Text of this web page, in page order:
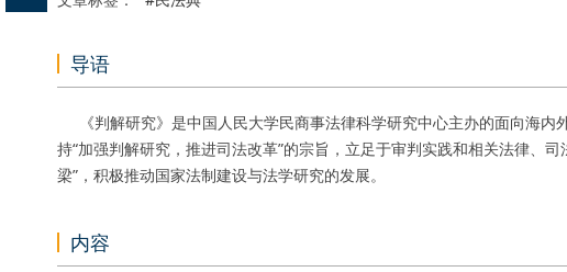
导语
《判解研究》是中国人民大学民商事法律科学研究中心主办的面向海内
持“加强判解研究，推进司法改革”的宗旨，立足于审判实践和相关法律、
梁”，积极推动国家法制建设与法学研究的发展。
内容